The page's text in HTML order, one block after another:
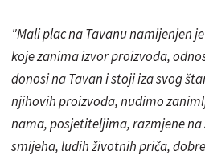
"Mali plac na Tavanu namijenjen
koje zanima izvor proizvoda,
donosi na Tavan i stoji iza svog
njihovih proizvoda, nudimo
nama, posjetiteljima, razmjene
smijeha, ludih životnih priča,